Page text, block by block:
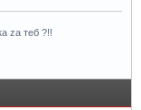
za теб ?!!